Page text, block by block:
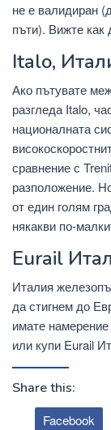
не е валидиран
пъти). Вижте как
Italo,
Ако пътувате
разгледа Italo,
националната
сравнение с
разположение.
от един голям
някакви по-
Eurail
Италия
да стигнем до
имате
или купи Eurail
Share this:
Facebook